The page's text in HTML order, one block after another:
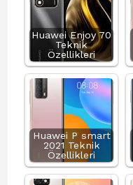
Huawei Enjoy 70
Teknik
Özellikleri
Huawei P smart
2021 Teknik
Özellikleri